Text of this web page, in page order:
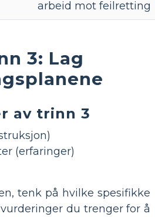
arbeid mot feilretting
3: Lag
av trinn 3
(erfaringer)
tenk på hvilke spesifikke
du trenger for å